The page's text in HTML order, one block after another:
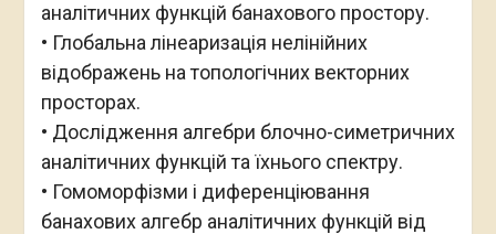
аналітичних функцій банахового простору.
• Глобальна лінеаризація нелінійних
відображень на топологічних векторних
просторах.
• Дослідження алгебри блочно-симетричних
аналітичних функцій та їхнього спектру.
• Гомоморфізми і диференціювання
банахових алгебр аналітичних функцій від